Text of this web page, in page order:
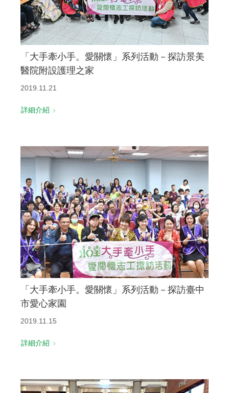
「大手牽小手。愛關懷」系列活動－探訪景美
醫院附設護理之家
2019.11.21
詳細介紹
「大手牽小手。愛關懷」系列活動－探訪臺中
市愛心家園
2019.11.15
詳細介紹